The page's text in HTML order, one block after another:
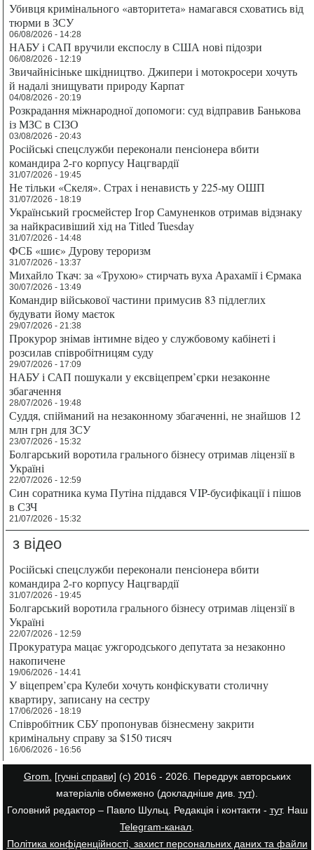
Убивця кримінального «авторитета» намагався сховатись від
тюрми в ЗСУ
06/08/2026 - 14:28
НАБУ і САП вручили експослу в США нові підозри
06/08/2026 - 12:19
Звичайнісіньке шкідництво. Джипери і мотокросери хочуть
й надалі знищувати природу Карпат
04/08/2026 - 20:19
Розкрадання міжнародної допомоги: суд відправив Банькова
із МЗС в СІЗО
03/08/2026 - 20:43
Російські спецслужби переконали пенсіонера вбити
командира 2-го корпусу Нацгвардії
31/07/2026 - 19:45
Не тільки «Скеля». Страх і ненависть у 225-му ОШП
31/07/2026 - 18:19
Український гросмейстер Ігор Самуненков отримав відзнаку
за найкрасивіший хід на Titled Tuesday
31/07/2026 - 14:48
ФСБ «шиє» Дурову тероризм
31/07/2026 - 13:37
Михайло Ткач: за «Трухою» стирчать вуха Арахамії і Єрмака
30/07/2026 - 13:49
Командир військової частини примусив 83 підлеглих
будувати йому маєток
29/07/2026 - 21:38
Прокурор знімав інтимне відео у службовому кабінеті і
розсилав співробітницям суду
29/07/2026 - 17:09
НАБУ і САП пошукали у ексвіцепрем’єрки незаконне
збагачення
28/07/2026 - 19:48
Суддя, спійманий на незаконному збагаченні, не знайшов 12
млн грн для ЗСУ
23/07/2026 - 15:32
Болгарський воротила грального бізнесу отримав ліцензії в
Україні
22/07/2026 - 12:59
Син соратника кума Путіна піддався VIP-бусифікації і пішов
в СЗЧ
21/07/2026 - 15:32
з відео
Російські спецслужби переконали пенсіонера вбити
командира 2-го корпусу Нацгвардії
31/07/2026 - 19:45
Болгарський воротила грального бізнесу отримав ліцензії в
Україні
22/07/2026 - 12:59
Прокуратура мацає ужгородського депутата за незаконно
накопичене
19/06/2026 - 14:41
У віцепрем’єра Кулеби хочуть конфіскувати столичну
квартиру, записану на сестру
17/06/2026 - 18:19
Співробітник СБУ пропонував бізнесмену закрити
кримінальну справу за $150 тисяч
16/06/2026 - 16:56
Grom. [гучні справи] (с) 2016 - 2026. Передрук авторських
матеріалів обмежено (докладніше див. тут).
Головний редактор – Павло Шульц. Редакція і контакти - тут. Наш
Telegram-канал
Політика конфіденційності, захист персональних даних та файли